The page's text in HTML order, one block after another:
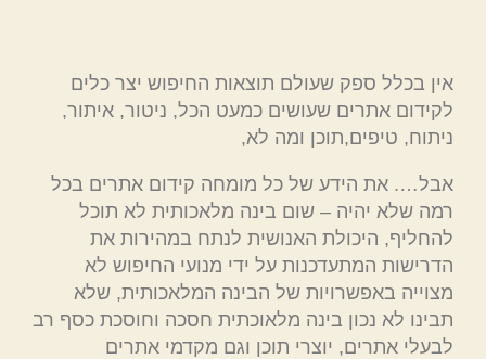
אין בכלל ספק שעולם תוצאות החיפוש יצר כלים
לקידום אתרים שעושים כמעט הכל, ניטור, איתור,
ניתוח, טיפים,תוכן ומה לא,
אבל…. את הידע של כל מומחה קידום אתרים בכל
רמה שלא יהיה – שום בינה מלאכותית לא תוכל
להחליף, היכולת האנושית לנתח במהירות את
הדרישות המתעדכנות על ידי מנועי החיפוש לא
מצוייה באפשרויות של הבינה המלאכותית, שלא
תבינו לא נכון בינה מלאוכתית חסכה וחוסכת כסף רב
לבעלי אתרים, יוצרי תוכן וגם מקדמי אתרים